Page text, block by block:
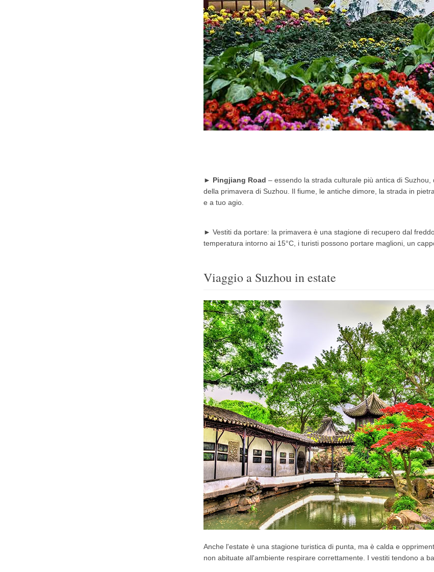
► Pingjiang Road – essendo la strada culturale più antica di
della primavera di Suzhou. Il fiume, le antiche dimore, la strada in
e a tuo agio.
► Vestiti da portare: la primavera è una stagione di recupero dal
temperatura intorno ai 15°C, i turisti possono portare maglioni, un
Viaggio a Suzhou in estate
Anche l'estate è una stagione turistica di punta, ma è calda e
non abituate all'ambiente respirare correttamente. I vestiti tendono a